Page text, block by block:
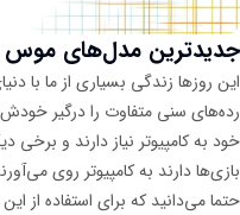
جدیدترین مدل‌های موس
این روزها زندگی بسیاری از ما با
رده‌های سنی متفاوت را درگیر
خود به کامپیوتر نیاز دارند و برخی
بازی‌ها دارند به کامپیوتر روی
حتما می‌دانید که برای استفاده از